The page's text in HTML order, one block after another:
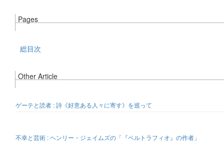
Pages
総目次
Other Article
ゲーテと読者 : 詩《好意ある人々に寄す》を巡って
不幸と芸術 : ヘンリー・ジェイムズの「『ベルトラフィオ』の作者」